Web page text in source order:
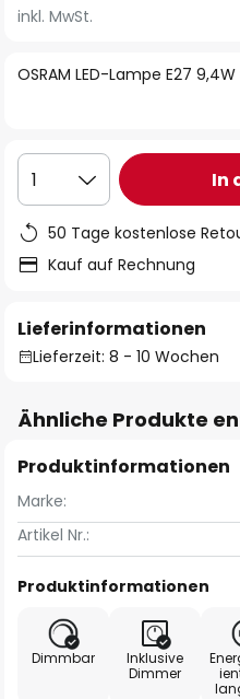
der
springen
OSRAM LED-Lampe E27
inkl. MwSt.
1 In
50 Tage kostenlose
Kauf auf Rechnung
Lieferinformationen
Lieferzeit: 8 - 10 Wochen
Ähnliche Produkte
Produktinformationen
Marke:
Artikel Nr.:
Produktinformationen
Dimmbar
Inklusive
Dimmer